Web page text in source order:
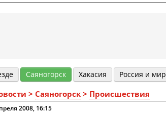
Cаяногорск Хакасия Россия и мир
> Cаяногорск > Происшествия
2008, 16:15